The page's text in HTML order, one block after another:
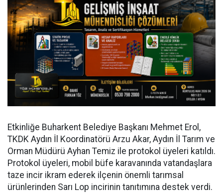
Etkinliğe Buharkent Belediye Başkanı Mehmet Erol,
TKDK Aydın İl Koordinatörü Arzu Akar, Aydın İl Tarım ve
Orman Müdürü Ayhan Temiz ile protokol üyeleri katıldı.
Protokol üyeleri, mobil büfe karavanında vatandaşlara
taze incir ikram ederek ilçenin önemli tarımsal
ürünlerinden Sarı Lop incirinin tanıtımına destek verdi.